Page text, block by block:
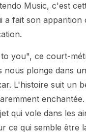
Music, c'est
a fait son apparition
you", ce court-
nous plonge dans
L'histoire suit un
qui vole dans les
ce qui semble être